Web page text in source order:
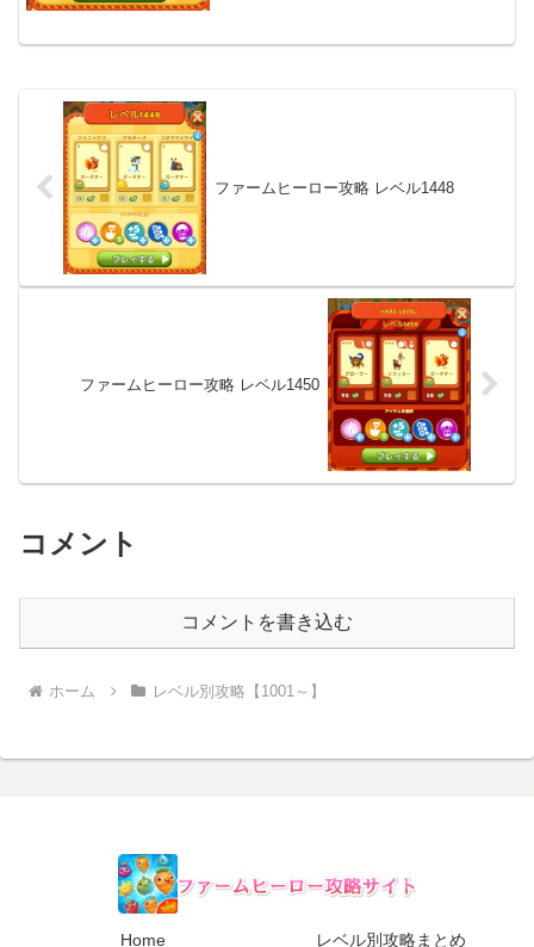
ファームヒーロー攻略 レベル1448
ファームヒーロー攻略 レベル1450
コメント
コメントを書き込む
ホーム レベル別攻略【1001～】
Home レベル別攻略まとめ